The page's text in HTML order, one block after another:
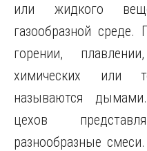
или жидкого
газообразной
горении,
химических или
называются
цехов
разнообразные